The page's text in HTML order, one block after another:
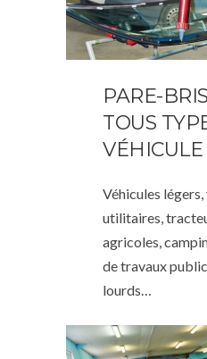
PARE-
TOUS
VÉHICULE
Véhicules légers,
utilitaires,
agricoles,
de travaux
lourds…